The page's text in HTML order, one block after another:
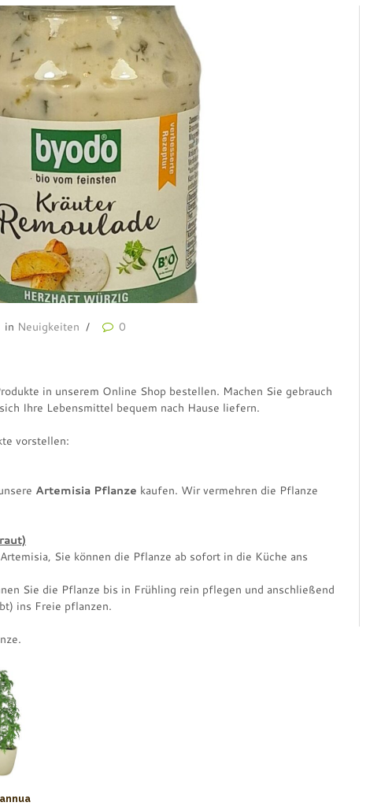
in Neuigkeiten
0
in unserem Online Shop bestellen. Machen Sie gebrauch
Ihre Lebensmittel bequem nach Hause liefern.
vorstellen:
Artemisia Pflanze kaufen. Wir vermehren die Pflanze
Sie können die Pflanze ab sofort in die Küche ans
Sie die Pflanze bis in Frühling rein pflegen und anschließend
ins Freie pflanzen.